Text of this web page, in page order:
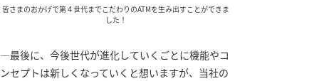
皆さまのおかげで第４世代までこだわりのATMを生み出すことができま
した！
―最後に、今後世代が進化していくごとに機能やコ
ンセプトは新しくなっていくと想いますが、当社の